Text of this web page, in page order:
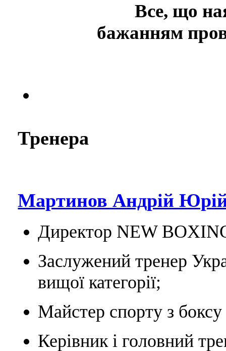
Все, що
бажанням
Тренера
Мартинов Андрій
Директор NEW
Заслужений тренер
вищої категорії;
Майстер спорту з боксу
Керівник і головний